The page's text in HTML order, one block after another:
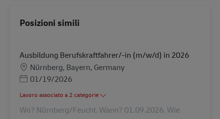
Posizioni simili
Ausbildung Berufskraftfahrer/-in (m/w/d) in 2026
SedeNürnberg, Bayern, Germany
Posted Date
01/19/2026
Lavoro associato a 2 categorie
Wo? Nürnberg/Feucht. Wann? 01.09.2026. Wie